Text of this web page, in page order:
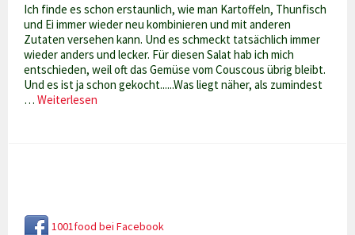
Ich finde es schon erstaunlich, wie man Kartoffeln, Thunfisch
und Ei immer wieder neu kombinieren und mit anderen
Zutaten versehen kann. Und es schmeckt tatsächlich immer
wieder anders und lecker. Für diesen Salat hab ich mich
entschieden, weil oft das Gemüse vom Couscous übrig bleibt.
Und es ist ja schon gekocht......Was liegt näher, als zumindest
…Weiterlesen
Ei
1001food bei Facebook